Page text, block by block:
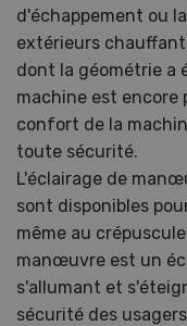
d'échappement ou
extérieurs
dont la géométrie a
machine est encore
confort de la
toute sécurité.
L'éclairage de
sont disponibles
même au
manœuvre est un
s'allumant et
sécurité des